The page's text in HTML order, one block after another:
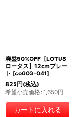
廃盤50%OFF【LOTUS
ロータス】12cmプレー
ト [co603-041]
825円(税込)
希望小売価格: 1,650円
カートに入れる